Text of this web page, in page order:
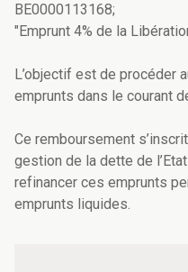
BE0000113168;
"Emprunt 4% de la
L’objectif est de procéder
emprunts dans le courant
Ce remboursement
gestion de la dette de
refinancer ces emprunts
emprunts liquides.